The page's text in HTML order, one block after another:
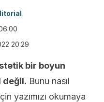
20:29
bir boyun
değil. Bunu nasıl
yazımızı okumaya